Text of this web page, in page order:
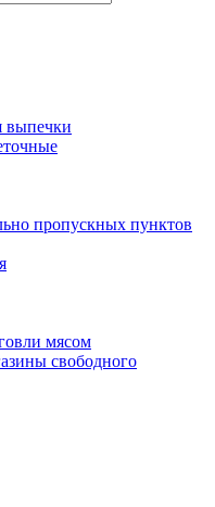
выпечки
пропускных пунктов
мясом
свободного